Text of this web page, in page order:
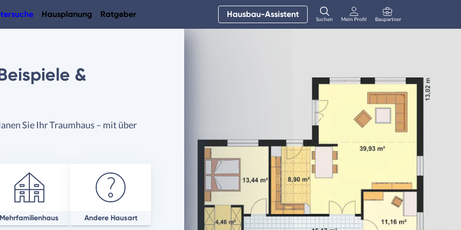
Hausplanung Ratgeber Hausbau-Assistent Suchen Mein Profil Baupartner
&
Sie Ihr Traumhaus – mit über
Mehrfamilienhaus Andere Hausart